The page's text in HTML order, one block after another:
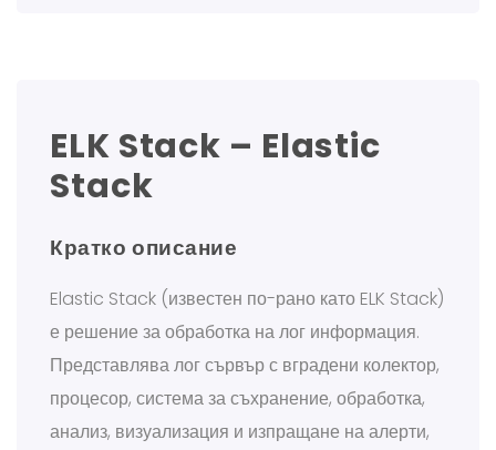
ELK Stack – Elastic
Stack
Кратко описание
Elastic Stack (известен по-рано като ELK Stack)
е решение за обработка на лог информация.
Представлява лог сървър с вградени колектор,
процесор, система за съхранение, обработка,
анализ, визуализация и изпращане на алерти,